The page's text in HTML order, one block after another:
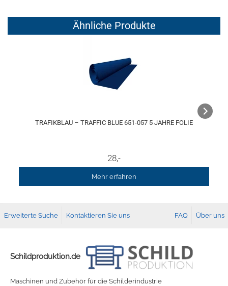
Ähnliche Produkte
TRAFIKBLAU – TRAFFIC BLUE 651-057 5 JAHRE FOLIE
28,-
Mehr erfahren
Erweiterte Suche Kontaktieren Sie uns FAQ Über uns
Schildproduktion.de
Maschinen und Zubehör für die Schilderindustrie